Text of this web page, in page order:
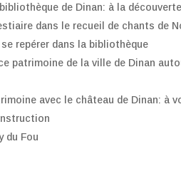
de Dinan: à la
dans le recueil de chants de
repérer dans la bibliothèque
patrimoine de la ville de Dinan
avec le château de Dinan: à
du Fou